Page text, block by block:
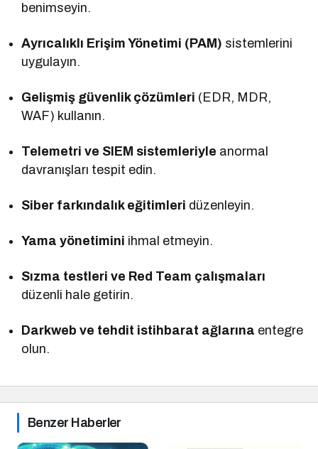
benimseyin.
Ayrıcalıklı Erişim Yönetimi (PAM) sistemlerini
uygulayın.
Gelişmiş güvenlik çözümleri (EDR, MDR,
WAF) kullanın.
Telemetri ve SIEM sistemleriyle anormal
davranışları tespit edin.
Siber farkındalık eğitimleri düzenleyin.
Yama yönetimini ihmal etmeyin.
Sızma testleri ve Red Team çalışmaları
düzenli hale getirin.
Darkweb ve tehdit istihbarat ağlarına entegre
olun.
Benzer Haberler